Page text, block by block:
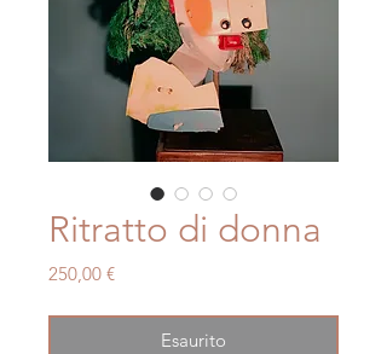
Ritratto di donna
250,00 €Prezzo
Esaurito